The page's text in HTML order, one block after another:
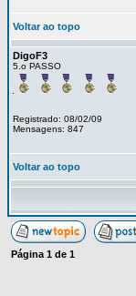
Voltar ao topo
DigoF3
5.o PASSO
Registrado: 08/02/09
Mensagens: 847
Voltar ao topo
Página 1 de 1